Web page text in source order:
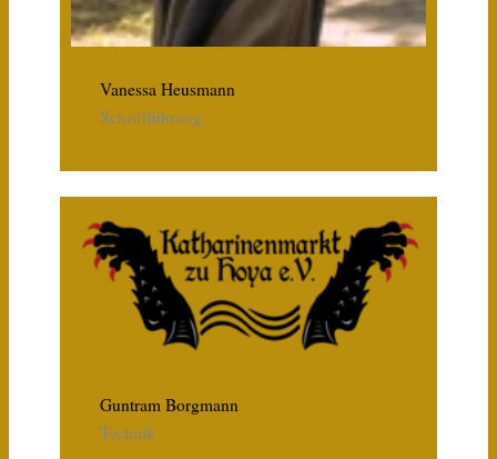
Vanessa Heusmann
Schriftführung
Guntram Borgmann
Technik